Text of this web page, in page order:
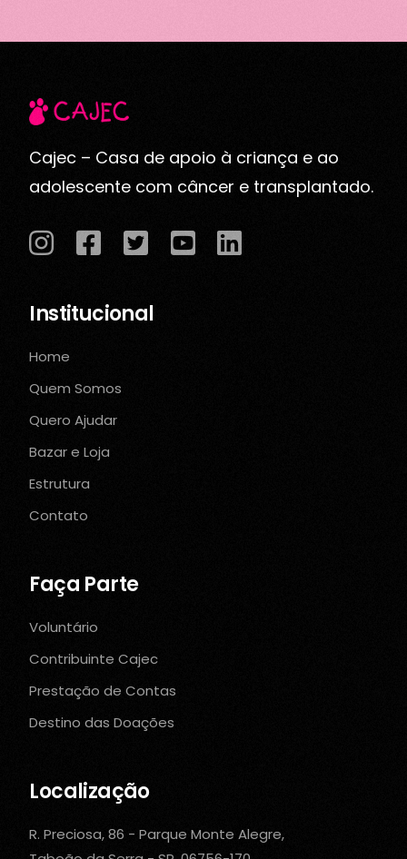
Cajec – Casa de apoio à criança e ao
adolescente com câncer e transplantado.
Institucional
Home
Quem Somos
Quero Ajudar
Bazar e Loja
Estrutura
Contato
Faça Parte
Voluntário
Contribuinte Cajec
Prestação de Contas
Destino das Doações
Localização
R. Preciosa, 86 - Parque Monte Alegre,